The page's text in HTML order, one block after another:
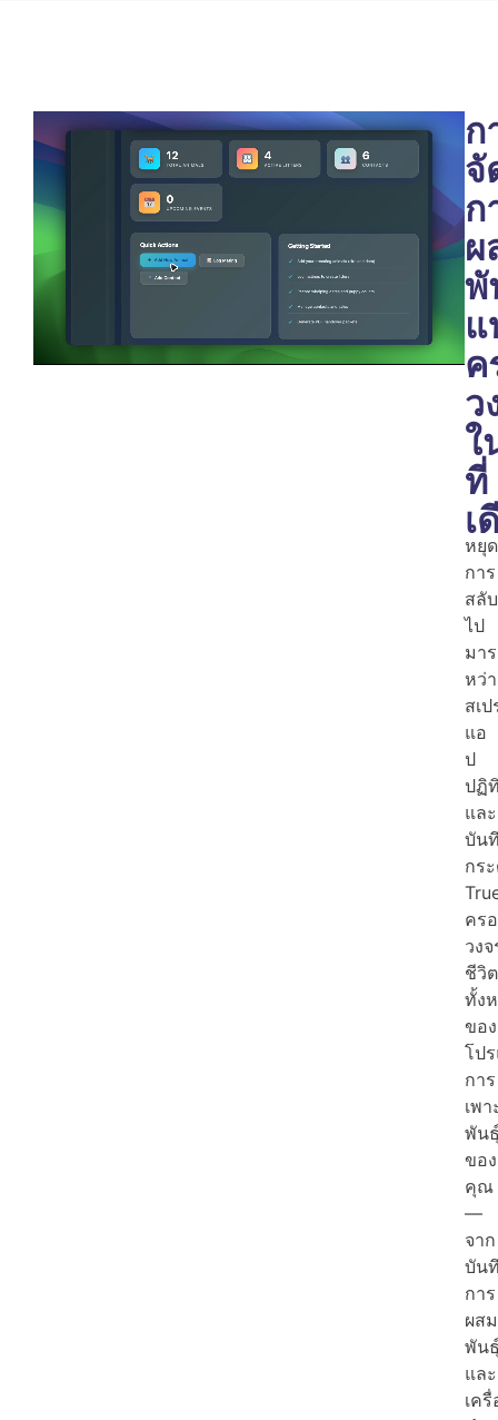
ก
จั
ก
ผ
พั
ค
ว
ใ
ที่
เ
หยุด
การ
สลับ
ไป
มา
หว่
สเ
แอ
ป
ปฏิ
และ
บัน
กร
คร
วงจ
ชีวิต
ทั้ง
ของ
โป
การ
เพา
พัน
ของ
คุณ
—
จาก
บัน
การ
ผสม
พัน
และ
เครื่